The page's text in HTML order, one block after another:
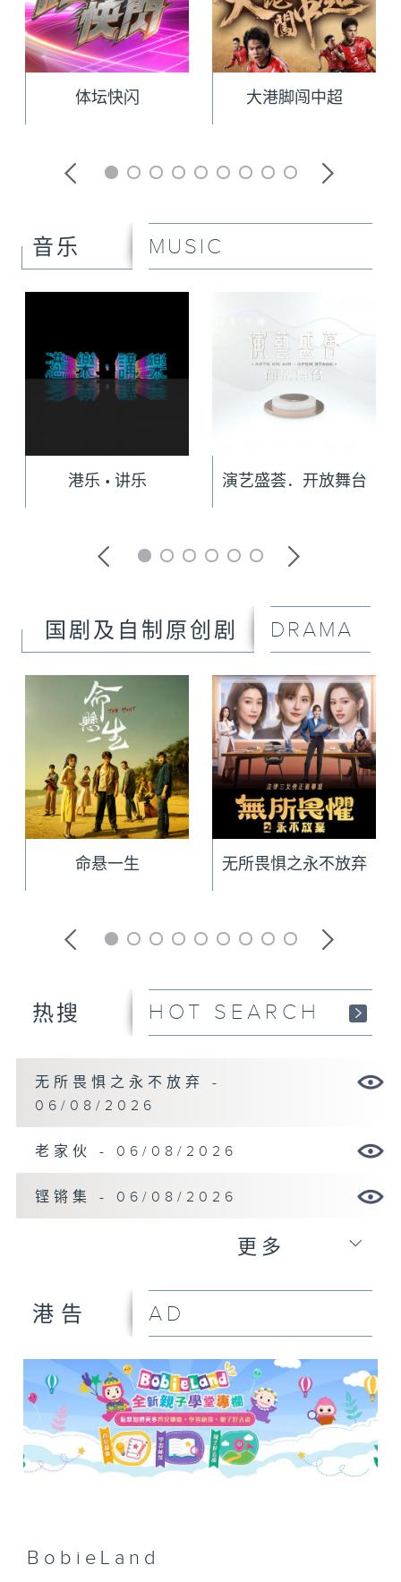
体坛快闪 大港脚闯中超
音乐 MUSIC
港乐 • 讲乐 演艺盛荟．开放舞台
国剧及自制原创剧 DRAMA
命悬一生 无所畏惧之永不放弃
热搜 HOT SEARCH
无所畏惧之永不放弃 -
06/08/2026
老家伙 - 06/08/2026
铿锵集 - 06/08/2026
更多
港告 AD
BobieLand